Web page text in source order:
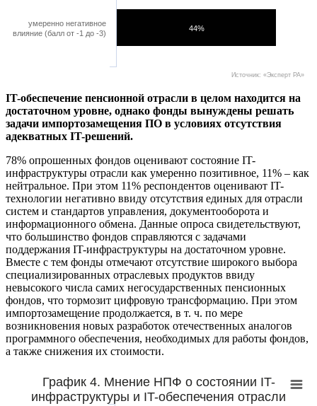
44%
умеренно негативное
влияние (балл от -1 до -3)
Источник: «Эксперт РА»
IT-обеспечение пенсионной отрасли в целом находится на
достаточном уровне, однако фонды вынуждены решать
задачи импортозамещения ПО в условиях отсутствия
адекватных IT-решений.
78% опрошенных фондов оценивают состояние IT-
инфраструктуры отрасли как умеренно позитивное, 11% – как
нейтральное. При этом 11% респондентов оценивают IT-
технологии негативно ввиду отсутствия единых для отрасли
систем и стандартов управления, документооборота и
информационного обмена. Данные опроса свидетельствуют,
что большинство фондов справляются с задачами
поддержания IT-инфраструктуры на достаточном уровне.
Вместе с тем фонды отмечают отсутствие широкого выбора
специализированных отраслевых продуктов ввиду
невысокого числа самих негосударственных пенсионных
фондов, что тормозит цифровую трансформацию. При этом
импортозамещение продолжается, в т. ч. по мере
возникновения новых разработок отечественных аналогов
программного обеспечения, необходимых для работы фондов,
а также снижения их стоимости.
График 4. Мнение НПФ о состоянии IT-
инфраструктуры и IT-обеспечения отрасли